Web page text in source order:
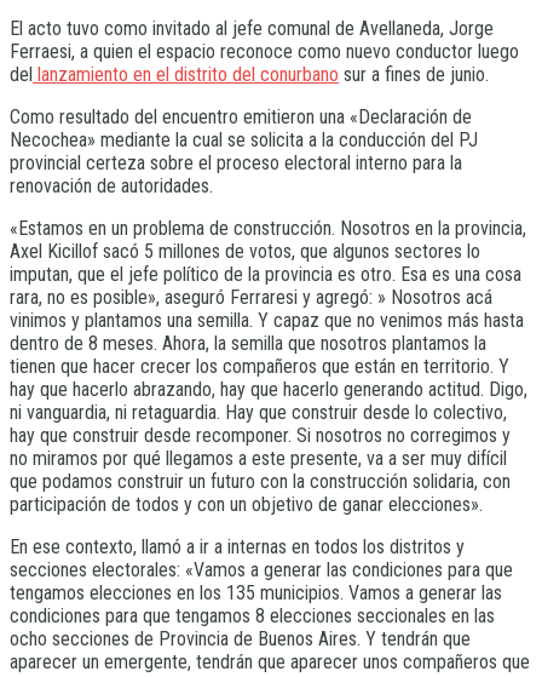
El acto tuvo como invitado al jefe comunal de Avellaneda, Jorge
Ferraesi, a quien el espacio reconoce como nuevo conductor luego
del lanzamiento en el distrito del conurbano sur a fines de junio.
Como resultado del encuentro emitieron una «Declaración de
Necochea» mediante la cual se solicita a la conducción del PJ
provincial certeza sobre el proceso electoral interno para la
renovación de autoridades.
«Estamos en un problema de construcción. Nosotros en la provincia,
Axel Kicillof sacó 5 millones de votos, que algunos sectores lo
imputan, que el jefe político de la provincia es otro. Esa es una cosa
rara, no es posible», aseguró Ferraresi y agregó: » Nosotros acá
vinimos y plantamos una semilla. Y capaz que no venimos más hasta
dentro de 8 meses. Ahora, la semilla que nosotros plantamos la
tienen que hacer crecer los compañeros que están en territorio. Y
hay que hacerlo abrazando, hay que hacerlo generando actitud. Digo,
ni vanguardia, ni retaguardia. Hay que construir desde lo colectivo,
hay que construir desde recomponer. Si nosotros no corregimos y
no miramos por qué llegamos a este presente, va a ser muy difícil
que podamos construir un futuro con la construcción solidaria, con
participación de todos y con un objetivo de ganar elecciones».
En ese contexto, llamó a ir a internas en todos los distritos y
secciones electorales: «Vamos a generar las condiciones para que
tengamos elecciones en los 135 municipios. Vamos a generar las
condiciones para que tengamos 8 elecciones seccionales en las
ocho secciones de Provincia de Buenos Aires. Y tendrán que
aparecer un emergente, tendrán que aparecer unos compañeros que